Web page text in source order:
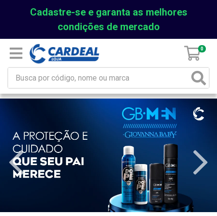
Cadastre-se e garanta as melhores
condições de mercado
0